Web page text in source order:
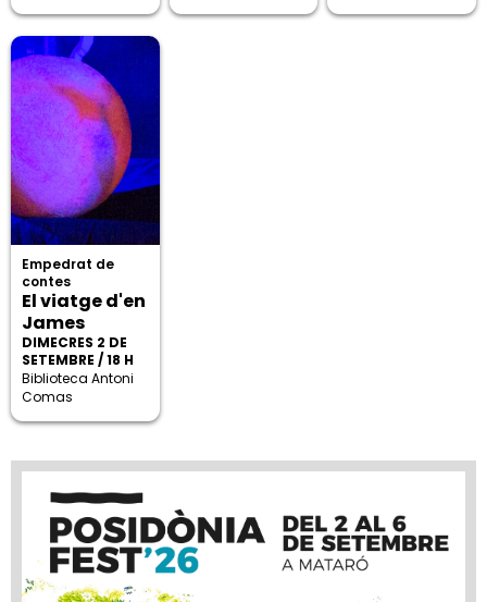
Empedrat de
contes
El viatge d'en
James
DIMECRES 2 DE
SETEMBRE / 18 H
Biblioteca Antoni
Comas